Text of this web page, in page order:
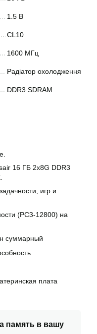
1.5 В
CL10
1600 МГц
Радіатор охолодження
DDR3 SDRAM
16 ГБ 2x8G DDR3
игр и
(PC3-12800) на
суммарный
плата
память в вашу